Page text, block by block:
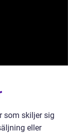
som skiljer sig
eller